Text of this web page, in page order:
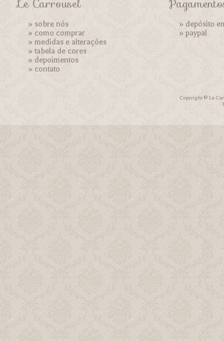
Le Carrousel
» sobre nós
»como comprar
»medidas e alterações
»tabela de cores
»depoimentos
»contato
» depósito
»paypal
Copyright © Le